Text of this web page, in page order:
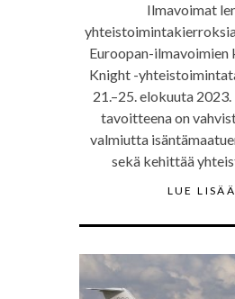
Ilmavoimat
Euroopan-ilmavoimien
Knight -
21.–25. elokuuta
tavoitteena on
valmiutta
sekä kehittää
LUE LISÄÄ